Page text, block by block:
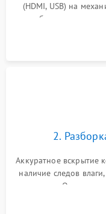
(HDMI, USB) на
ошибок на экране
дисков, работы
2.
Аккуратное вскрытие
наличие следов
элементов. Оценка
кулера и